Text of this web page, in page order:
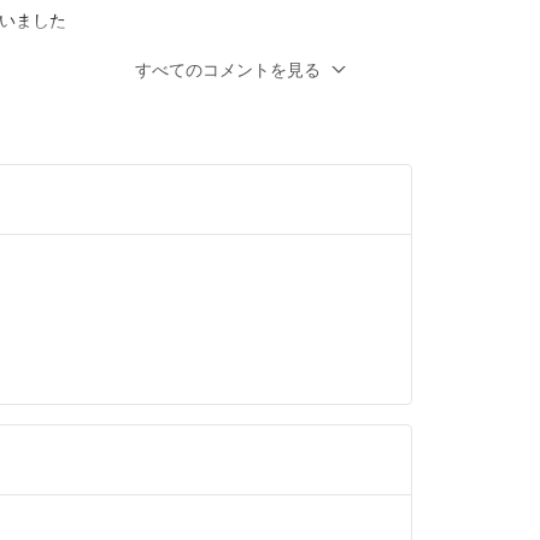
ました
潔く諦め他を求めますので、ご返信頂けれ
すべてのコメントを見る